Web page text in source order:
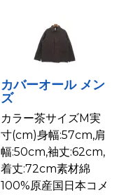
カバーオール メン
ズ
カラー茶サイズM実
寸(cm)身幅:57cm,肩
幅:50cm,袖丈:62cm,
着丈:72cm素材綿
100%原産国日本コメ